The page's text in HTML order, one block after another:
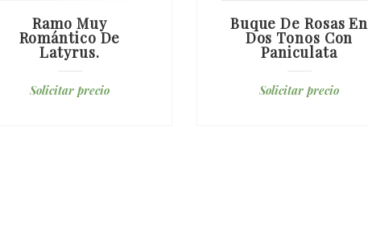
Ramo Muy
Romántico De
Latyrus.
Solicitar precio
Buque De Rosas En
Dos Tonos Con
Paniculata
Solicitar precio